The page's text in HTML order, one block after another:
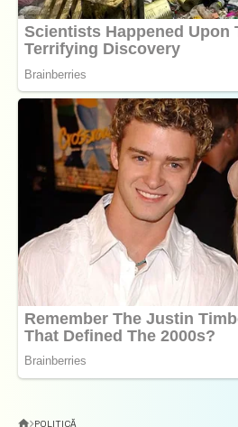
POLITICĂ